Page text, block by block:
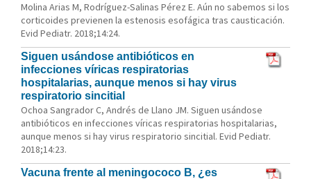
Molina Arias M, Rodríguez-Salinas Pérez E. Aún no sabemos si los
corticoides previenen la estenosis esofágica tras causticación.
Evid Pediatr. 2018;14:24.
Siguen usándose antibióticos en
infecciones víricas respiratorias
hospitalarias, aunque menos si hay virus
respiratorio sincitial
Ochoa Sangrador C, Andrés de Llano JM. Siguen usándose
antibióticos en infecciones víricas respiratorias hospitalarias,
aunque menos si hay virus respiratorio sincitial. Evid Pediatr.
2018;14:23.
Vacuna frente al meningococo B, ¿es